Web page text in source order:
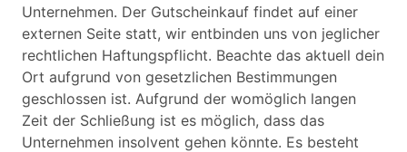
Unternehmen. Der Gutscheinkauf findet auf einer
externen Seite statt, wir entbinden uns von jeglicher
rechtlichen Haftungspflicht. Beachte das aktuell dein
Ort aufgrund von gesetzlichen Bestimmungen
geschlossen ist. Aufgrund der womöglich langen
Zeit der Schließung ist es möglich, dass das
Unternehmen insolvent gehen könnte. Es besteht